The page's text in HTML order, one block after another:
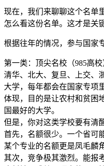
现在，我们来聊聊这个名单
怎么看这份名单。这才是关键
根据往年的情况，参与国家
第一类：顶尖名校（985高校
清华、北大、复旦、上交、
大学，每年都会在国家专项
体现，目的是让农村和贫困
国最好的大学。
但是，你对这类学校要有清
首先，名额很少。一个省可
某个专业的名额更是凤毛麟角
其次，竞争极其激烈。能报